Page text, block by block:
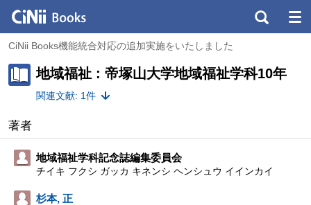
CiNii Books機能統合対応の追加実施をいたしました
地域福祉 : 帝塚山大学地域福祉学科10年
関連文献: 1件
著者
地域福祉学科記念誌編集委員会
チイキ フクシ ガッカ キネンシ ヘンシュウ イインカイ
杉本, 正